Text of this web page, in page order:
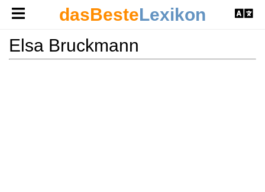
dasBesteLexikon
Elsa Bruckmann